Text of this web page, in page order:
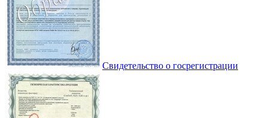
Свидетельство о госрегистрации